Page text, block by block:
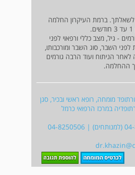
לשאלתך. ברמת העיקרון החלמה
- גיל, מצב כללי ורפאוי לפני
לפני השבר, סוג השבר ומורכבותו,
לאחר הניתוח ועוד הרבה גורמים
ההחלמה.
מומחה, רופא ראשי ובכיר, סגן
במרכז הרפואי כרמל
טלפון: 04-8250276 (למנותחים) | 04-8250506